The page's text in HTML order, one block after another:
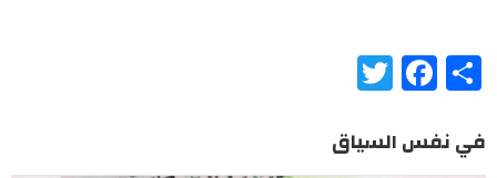
Share
Facebook
في نفس السياق